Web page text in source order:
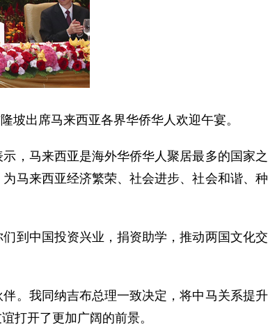
出席马来西亚各界华侨华人欢迎午宴。
马来西亚是海外华侨华人聚居最多的国家
马来西亚经济繁荣、社会进步、社会和谐、
中国投资兴业，捐资助学，推动两国文化
我同纳吉布总理一致决定，将中马关系提
打开了更加广阔的前景。